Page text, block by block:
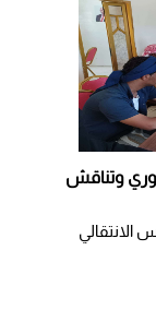
وتناقش
الانتقالي